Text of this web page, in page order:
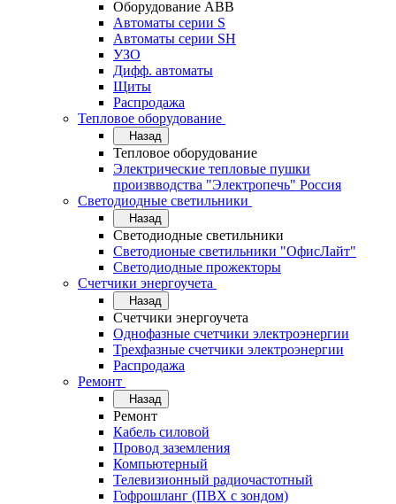
Оборудование АВВ
Автоматы серии S
Автоматы серии SH
УЗО
Дифф. автоматы
Щиты
Распродажа
Тепловое оборудование
Назад
Тепловое оборудование
Электрические тепловые пушки
произвводства "Электропечь" Россия
Светодиодные светильники
Назад
Светодиодные светильники
Светодионые светильники "ОфисЛайт"
Светодиодные прожекторы
Счетчики энергоучета
Назад
Счетчики энергоучета
Однофазные счетчики электроэнергии
Трехфазные счетчики электроэнергии
Распродажа
Ремонт
Назад
Ремонт
Кабель силовой
Провод заземления
Компьютерный
Телевизионный радиочастотный
Гофрошланг (ПВХ с зондом)